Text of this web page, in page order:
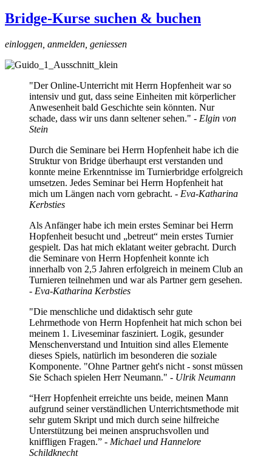
Bridge-Kurse suchen & buchen
einloggen, anmelden, geniessen
"Der Online-Unterricht mit Herrn Hopfenheit war so
intensiv und gut, dass seine Einheiten mit körperlicher
Anwesenheit bald Geschichte sein könnten. Nur
schade, dass wir uns dann seltener sehen." - Elgin von
Stein
Durch die Seminare bei Herrn Hopfenheit habe ich die
Struktur von Bridge überhaupt erst verstanden und
konnte meine Erkenntnisse im Turnierbridge erfolgreich
umsetzen. Jedes Seminar bei Herrn Hopfenheit hat
mich um Längen nach vorn gebracht. - Eva-Katharina
Kerbsties
Als Anfänger habe ich mein erstes Seminar bei Herrn
Hopfenheit besucht und „betreut“ mein erstes Turnier
gespielt. Das hat mich eklatant weiter gebracht. Durch
die Seminare von Herrn Hopfenheit konnte ich
innerhalb von 2,5 Jahren erfolgreich in meinem Club an
Turnieren teilnehmen und war als Partner gern gesehen.
- Eva-Katharina Kerbsties
"Die menschliche und didaktisch sehr gute
Lehrmethode von Herrn Hopfenheit hat mich schon bei
meinem 1. Liveseminar fasziniert. Logik, gesunder
Menschenverstand und Intuition sind alles Elemente
dieses Spiels, natürlich im besonderen die soziale
Komponente. "Ohne Partner geht's nicht - sonst müssen
Sie Schach spielen Herr Neumann." - Ulrik Neumann
“Herr Hopfenheit erreichte uns beide, meinen Mann
aufgrund seiner verständlichen Unterrichtsmethode mit
sehr gutem Skript und mich durch seine hilfreiche
Unterstützung bei meinen anspruchsvollen und
kniffligen Fragen.” - Michael und Hannelore
Schildknecht